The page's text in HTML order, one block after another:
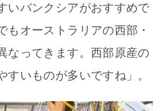
いバンクシアがおすすめで
もオーストラリアの西部・
なってきます。西部原産の
すいものが多いですね」。